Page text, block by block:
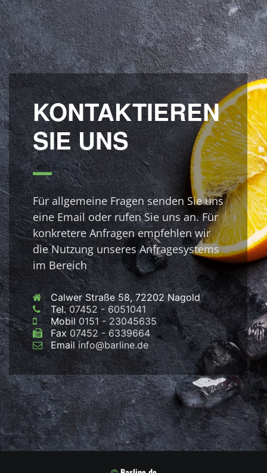
KONTAKTIEREN
SIE UNS
Für allgemeine Fragen senden Sie uns
eine Email oder rufen Sie uns an. Für
konkretere Anfragen empfehlen wir
die Nutzung unseres Anfragesystems
im Bereich
Calwer Straße 58, 72202 Nagold
Tel.07452 - 6051041
Mobil 0151 - 23045635
Fax 07452 - 6339664
Emailinfo@barline.de